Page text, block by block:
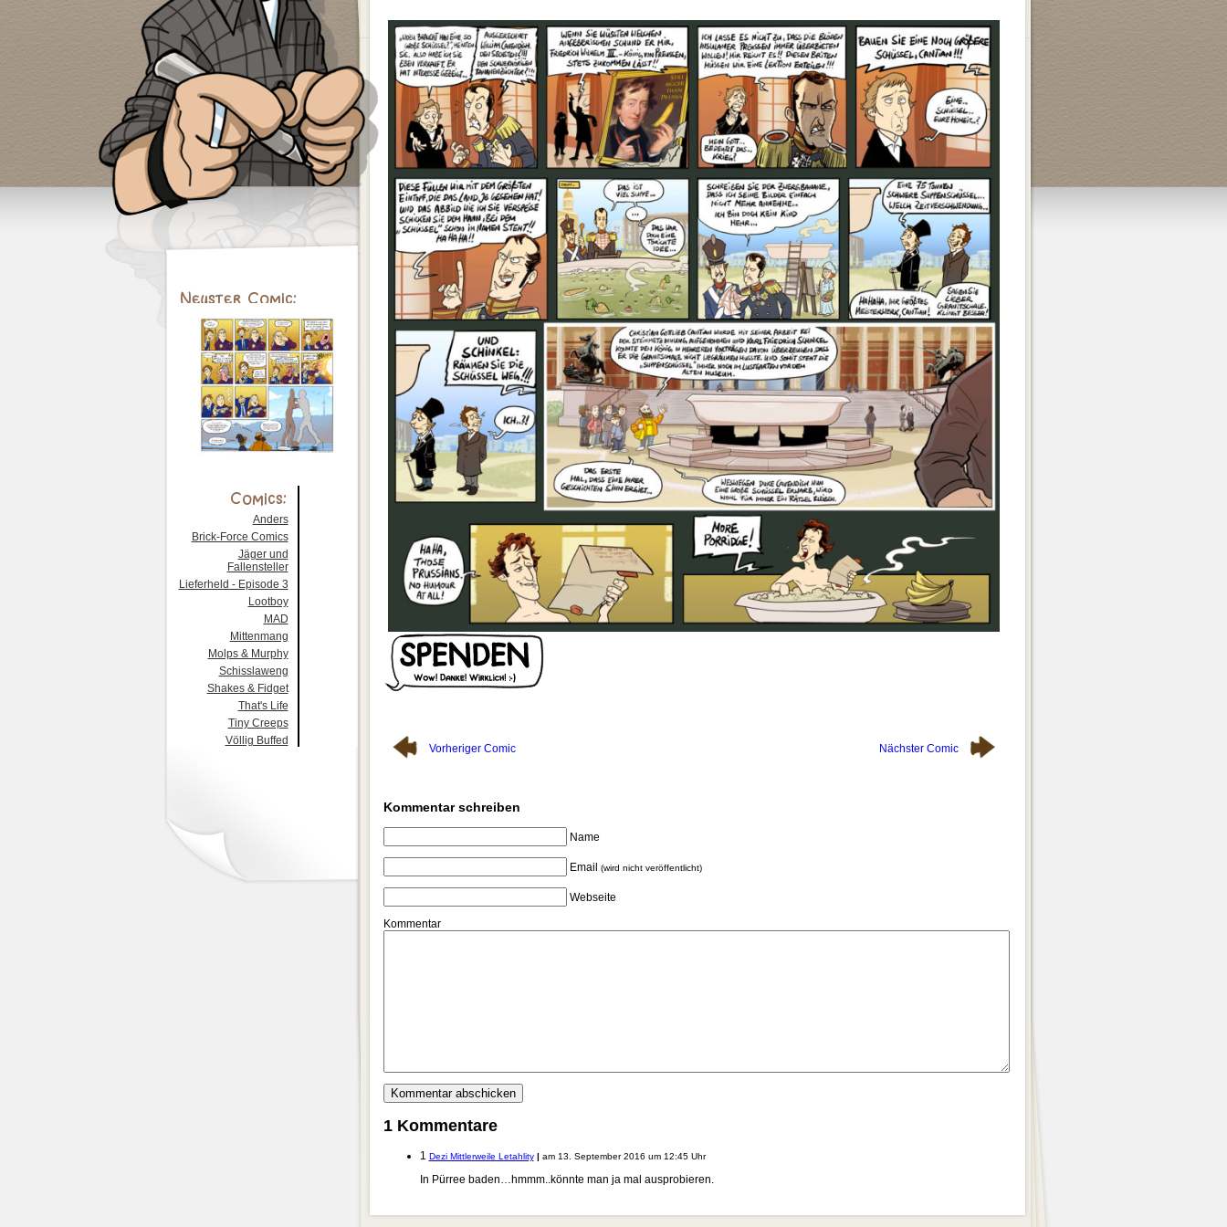
Anders
Brick-Force Comics
Jäger und
Fallensteller
Lieferheld - Episode 3
Lootboy
MAD
Mittenmang
Molps & Murphy
Schisslaweng
Shakes & Fidget
That's Life
Tiny Creeps
Völlig Buffed
Vorheriger Comic Nächster Comic
Kommentar schreiben
Name
Email (wird nicht veröffentlicht)
Webseite
Kommentar
1 Kommentare
1 Dezi Mittlerweile Letahlity | am 13. September 2016 um 12:45 Uhr
In Pürree baden…hmmm..könnte man ja mal ausprobieren.